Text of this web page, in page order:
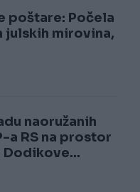
poštare: Počela
julskih mirovina,
naoružanih
a RS na prostor
Dodikove...